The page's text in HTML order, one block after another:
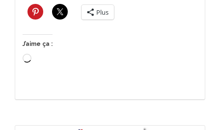
Plus
J’aime ça :
Chargement…